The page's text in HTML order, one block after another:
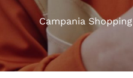
Campania Shopping